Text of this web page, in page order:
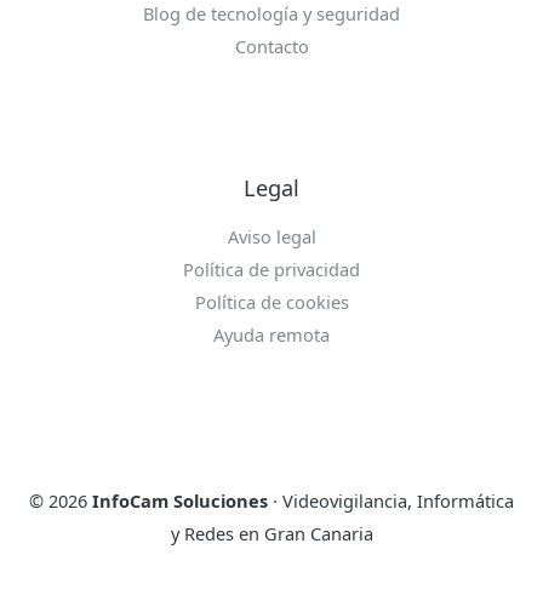
Blog de tecnología y seguridad
Contacto
Legal
Aviso legal
Política de privacidad
Política de cookies
Ayuda remota
© 2026 InfoCam Soluciones · Videovigilancia, Informática
y Redes en Gran Canaria